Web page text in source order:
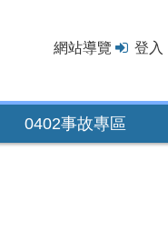
網站導覽 登入
0402事故專區